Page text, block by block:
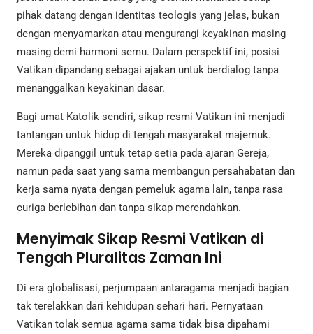
pihak datang dengan identitas teologis yang jelas, bukan
dengan menyamarkan atau mengurangi keyakinan masing
masing demi harmoni semu. Dalam perspektif ini, posisi
Vatikan dipandang sebagai ajakan untuk berdialog tanpa
menanggalkan keyakinan dasar.
Bagi umat Katolik sendiri, sikap resmi Vatikan ini menjadi
tantangan untuk hidup di tengah masyarakat majemuk.
Mereka dipanggil untuk tetap setia pada ajaran Gereja,
namun pada saat yang sama membangun persahabatan dan
kerja sama nyata dengan pemeluk agama lain, tanpa rasa
curiga berlebihan dan tanpa sikap merendahkan.
Menyimak Sikap Resmi Vatikan di
Tengah Pluralitas Zaman Ini
Di era globalisasi, perjumpaan antaragama menjadi bagian
tak terelakkan dari kehidupan sehari hari. Pernyataan
Vatikan tolak semua agama sama tidak bisa dipahami